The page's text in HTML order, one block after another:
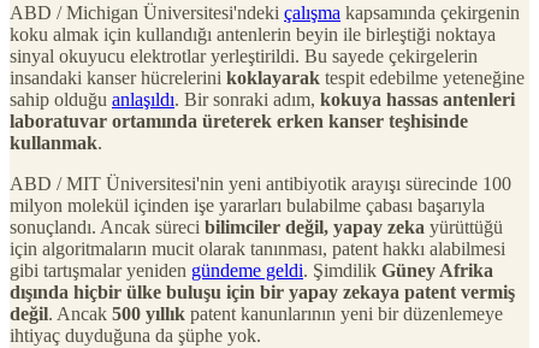
ABD / Michigan Üniversitesi'ndeki çalışma kapsamında çekirgenin
koku almak için kullandığı antenlerin beyin ile birleştiği noktaya
sinyal okuyucu elektrotlar yerleştirildi. Bu sayede çekirgelerin
insandaki kanser hücrelerini koklayarak tespit edebilme yeteneğine
sahip olduğu anlaşıldı. Bir sonraki adım, kokuya hassas antenleri
laboratuvar ortamında üreterek erken kanser teşhisinde
kullanmak.
ABD / MIT Üniversitesi'nin yeni antibiyotik arayışı sürecinde 100
milyon molekül içinden işe yararları bulabilme çabası başarıyla
sonuçlandı. Ancak süreci bilimciler değil, yapay zeka yürüttüğü
için algoritmaların mucit olarak tanınması, patent hakkı alabilmesi
gibi tartışmalar yeniden gündeme geldi. Şimdilik Güney Afrika
dışında hiçbir ülke buluşu için bir yapay zekaya patent vermiş
değil. Ancak 500 yıllık patent kanunlarının yeni bir düzenlemeye
ihtiyaç duyduğuna da şüphe yok.